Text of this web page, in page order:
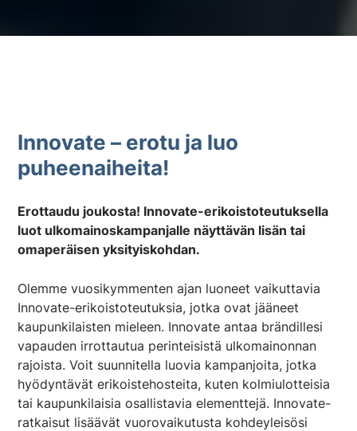
Innovate – erotu ja luo
puheenaiheita!
Erottaudu joukosta! Innovate-erikoistoteutuksella
luot ulkomainoskampanjalle näyttävän lisän tai
omaperäisen yksityiskohdan.
Olemme vuosikymmenten ajan luoneet vaikuttavia
Innovate-erikoistoteutuksia, jotka ovat jääneet
kaupunkilaisten mieleen. Innovate antaa brändillesi
vapauden irrottautua perinteisistä ulkomainonnan
rajoista. Voit suunnitella luovia kampanjoita, jotka
hyödyntävät erikoistehosteita, kuten kolmiulotteisia
tai kaupunkilaisia osallistavia elementtejä. Innovate-
ratkaisut lisäävät vuorovaikutusta kohdeyleisösi